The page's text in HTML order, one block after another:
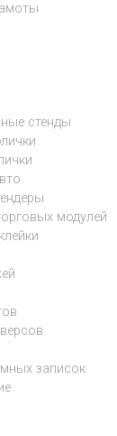
стенды
модулей
записок